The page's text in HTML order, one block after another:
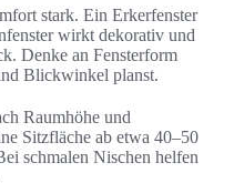
stark. Ein Erkerfenster
wirkt dekorativ und
Denke an Fensterform
Blickwinkel planst.
Raumhöhe und
Sitzfläche ab etwa 40–50
schmalen Nischen helfen